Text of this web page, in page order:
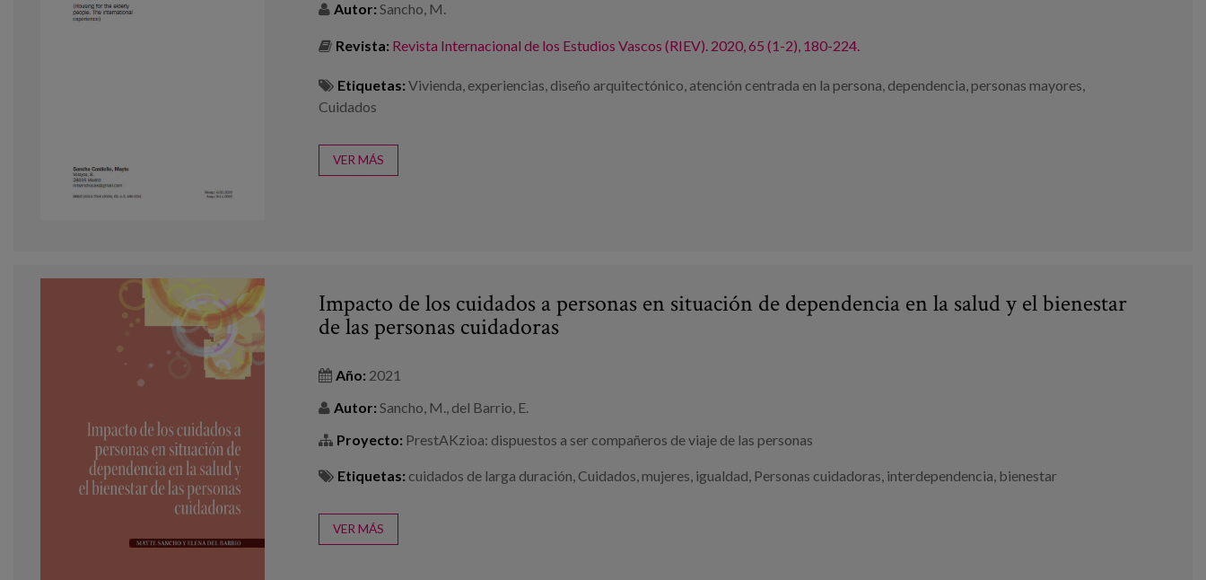
Autor: Sancho, M.
Revista: Revista Internacional de los Estudios Vascos (RIEV). 2020, 65 (1-2), 180-224.
Etiquetas: Vivienda, experiencias, diseño arquitectónico, atención centrada en la persona, dependencia,personas mayores,
Cuidados
VER MÁS
Impacto de los cuidados a personas en situación de dependencia en la salud y el bienestar
de las personas cuidadoras
Año: 2021
Autor: Sancho, M., del Barrio, E.
Proyecto: PrestAKzioa: dispuestos a ser compañeros de viaje de las personas
Etiquetas: cuidados de larga duración Cuidados mujeres igualdad Personas cuidadoras interdependencia bienestar
VER MÁS